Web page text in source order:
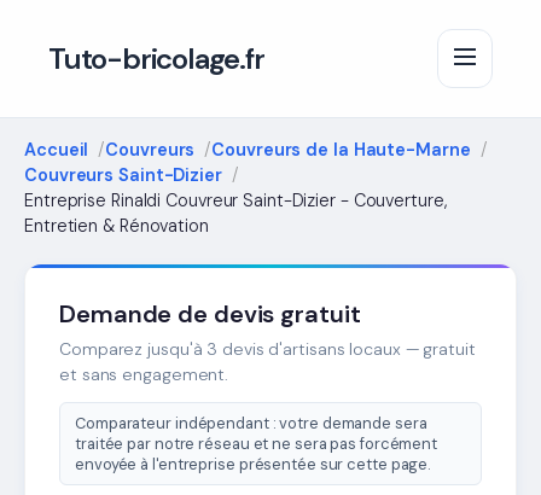
Tuto-bricolage.fr
Accueil Couvreurs
Couvreurs de la Haute-Marne
Couvreurs Saint-Dizier
Entreprise Rinaldi Couvreur Saint-Dizier - Couverture,
Entretien & Rénovation
Demande de devis gratuit
Comparez jusqu'à 3 devis d'artisans locaux — gratuit
et sans engagement.
Comparateur indépendant : votre demande sera
traitée par notre réseau et ne sera pas forcément
envoyée à l'entreprise présentée sur cette page.